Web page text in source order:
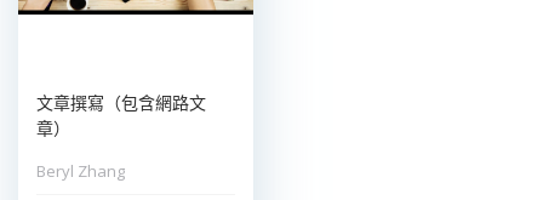
文章撰寫（包含網路文
章）
Beryl Zhang